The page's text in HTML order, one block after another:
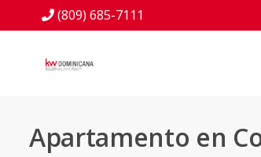
(809) 685-7111
Apartamento en